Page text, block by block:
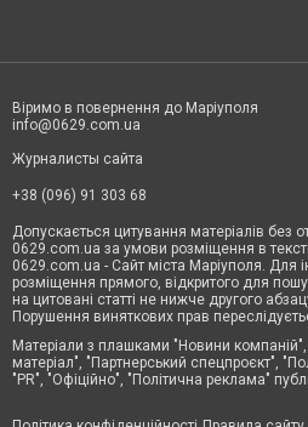
Віримо в повернення до Маріуполя
info@0629.com.ua
Журналисты сайта
+38 (096) 91 303 68
Допускається цитування матеріалів без
0629.com.ua за умови розміщення в
0629.com.ua - Сайт міста Маріуполя. Для
розміщення прямого, відкритого для
на цитовані статті не нижче другого
Порушення виняткових прав
Матеріали з плашками "Новини
матеріал", "Партнерський спецпроєкт",
"PR", "Офіційно", "Політична реклама"